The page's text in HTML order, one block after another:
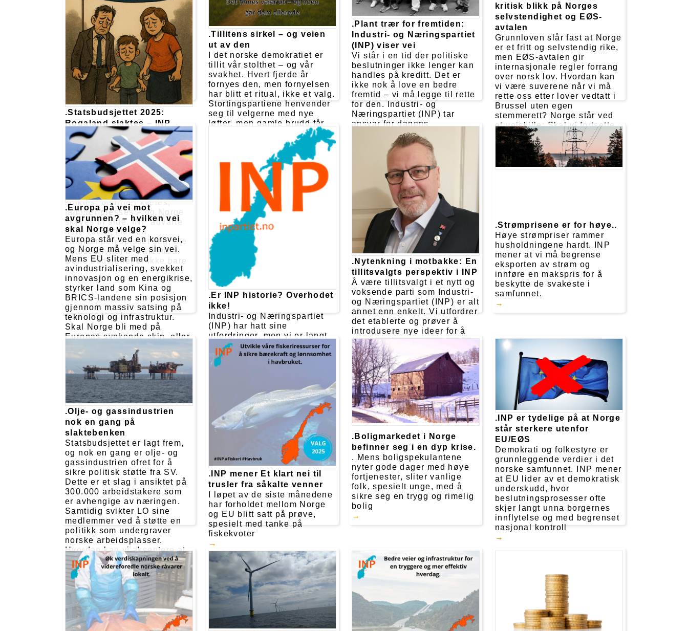
.Statsbudsjettet 2025:
Rogaland slaktes – INP
advarte
Mens regjeringen pakker inn
Statsbudsjettet 2025 i
teknokratiske formuleringer
og floskler om "helhetlig
utvikling", ser vi i Rogaland
realiteten: Distriktene
slaktes, bedrifter kveles,
familier presses – og Norge
skyves til side. INP advarte
hele veien, men da
valgkampen spisset seg, ble
fokuset flyttet til Palestina.
Dette budsjettet er ikke bare
.Tillitens sirkel – og veien
ut av den
I det norske demokratiet er
tillit vår stolthet – og vår
svakhet. Hvert fjerde år
fornyes den, men fornyelsen
har blitt et ritual, ikke et valg.
Stortingspartiene henvender
seg til velgerne med nye
løfter, men gamle brudd får
sjelden konsekvenser.
Likevel gir folket sin tillit –
igjen og igjen – og sirkelen
lukker seg. Er det trygghet vi
velger, el
.Plant trær for fremtiden:
Industri- og Næringspartiet
(INP) viser vei
Vi står i en tid der politiske
beslutninger ikke lenger kan
handles på kreditt. Det er
ikke nok å love en bedre
fremtid – vi må legge til rette
for den. Industri- og
Næringspartiet (INP) tar
ansvar for dagens
utfordringer med en politikk
som ikke bare løser
problemer her og nå, men
også planter frø for neste
generasjon.
kritisk blikk på Norges
selvstendighet og EØS-
avtalen
Grunnloven slår fast at Norge
er et fritt og selvstendig rike,
men EØS-avtalen gir
internasjonale regler forrang
over norsk lov. Hvordan kan
vi være suverene når vi må
rette oss etter lover vedtatt i
Brussel uten egen
stemmerett? Norge står ved
et veiskille: Skal vi fortsette
å klamre oss til EØS, eller
gjenopprette vår fulle
suverenitet? Industri-
.Europa på vei mot
avgrunnen? – hvilken vei
skal Norge velge?
Europa står ved en korsvei,
og Norge må velge sin vei.
Mens EU sliter med
avindustrialisering, svekket
innovasjon og en energikrise,
styrker land som Kina og
BRICS-landene sin posisjon
gjennom massiv satsing på
teknologi og infrastruktur.
Skal Norge bli med på
Europas synkende skip, eller
åpne døren til nye markeder
og muligheter?
.Er INP historie? Overhodet
ikke!
Industri- og Næringspartiet
(INP) har hatt sine
utfordringer, men vi er langt
fra historie. Med en dedikert
kjerne av medlemmer og
dyktige ledere ved roret, er vi
sterkere enn noen gang. Nå
retter vi blikket mot
valgkampen i 2025, klare til å
vise Norge hvorfor INP er en
nødvendig kraft i politikken.
.Nytenkning i motbakke: En
tillitsvalgts perspektiv i INP
Å være tillitsvalgt i et nytt og
voksende parti som Industri-
og Næringspartiet (INP) er alt
annet enn enkelt. Vi utfordrer
det etablerte og prøver å
introdusere nye ideer for å
styre landet, men møter ofte
skepsis, motstand og hån.
Hvorfor er det så vanskelig å
skape endring i et samfunn
som klager over status quo?
Kanskje fordi frykten for å
mist
.Strømprisene er for høye..
Høye strømpriser rammer
husholdningene hardt. INP
mener at vi må begrense
eksporten av strøm og
innføre en makspris for å
beskytte de svakeste i
samfunnet.
.Olje- og gassindustrien
nok en gang på
slaktebenken
Statsbudsjettet er lagt frem,
og nok en gang er olje- og
gassindustrien ofret for å
sikre politisk støtte fra SV.
Dette er et slag i ansiktet på
300.000 arbeidstakere som
er avhengige av næringen.
Samtidig svikter LO sine
medlemmer ved å støtte en
politikk som undergraver
norske arbeidsplasser.
Hvordan kan vi akseptere at
Norges viktigste industri
.INP mener Et klart nei til
trusler fra såkalte venner
I løpet av de siste månedene
har forholdet mellom Norge
og EU blitt satt på prøve,
spesielt med tanke på
fiskekvoter
.Boligmarkedet i Norge
befinner seg i en dyp krise.
. Mens boligspekulantene
nyter gode dager med høye
fortjenester, sliter vanlige
folk, spesielt unge, med å
sikre seg en trygg og rimelig
bolig
.INP er tydelige på at Norge
står sterkere utenfor
EU/EØS
Demokrati og folkestyre er
grunnleggende verdier i det
norske samfunnet. INP mener
at EU lider av et demokratisk
underskudd, hvor
beslutningsprosesser ofte
skjer langt unna borgernes
innflytelse og med begrenset
nasjonal kontroll